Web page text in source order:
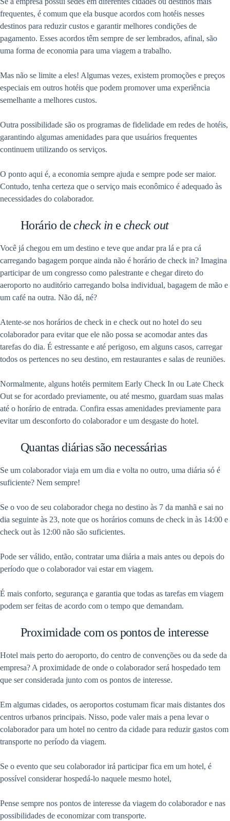
frequentes, é comum que ela busque acordos com hotéis nesses
destinos para reduzir custos e garantir melhores condições de
pagamento. Esses acordos têm sempre de ser lembrados, afinal, são
uma forma de economia para uma viagem a trabalho.
Mas não se limite a eles! Algumas vezes, existem promoções e preços
especiais em outros hotéis que podem promover uma experiência
semelhante a melhores custos.
Outra possibilidade são os programas de fidelidade em redes de hotéis,
garantindo algumas amenidades para que usuários frequentes
continuem utilizando os serviços.
O ponto aqui é, a economia sempre ajuda e sempre pode ser maior.
Contudo, tenha certeza que o serviço mais econômico é adequado às
necessidades do colaborador.
Horário decheck in e check out
Você já chegou em um destino e teve que andar pra lá e pra cá
carregando bagagem porque ainda não é horário de check in? Imagina
participar de um congresso como palestrante e chegar direto do
aeroporto no auditório carregando bolsa individual, bagagem de mão e
um café na outra. Não dá, né?
Atente-se nos horários de check in e check out no hotel do seu
colaborador para evitar que ele não possa se acomodar antes das
tarefas do dia. É estressante e até perigoso, em alguns casos, carregar
todos os pertences no seu destino, em restaurantes e salas de reuniões.
Normalmente, alguns hotéis permitem Early Check In ou Late Check
Out se for acordado previamente, ou até mesmo, guardam suas malas
até o horário de entrada. Confira essas amenidades previamente para
evitar um desconforto do colaborador e um desgaste do hotel.
Quantas diárias são necessárias
Se um colaborador viaja em um dia e volta no outro, uma diária só é
suficiente? Nem sempre!
Se o voo de seu colaborador chega no destino às 7 da manhã e sai no
dia seguinte às 23, note que os horários comuns de check in às 14:00 e
check out às 12:00 não são suficientes.
Pode ser válido, então, contratar uma diária a mais antes ou depois do
período que o colaborador vai estar em viagem.
É mais conforto, segurança e garantia que todas as tarefas em viagem
podem ser feitas de acordo com o tempo que demandam.
Proximidade com os pontos de interesse
Hotel mais perto do aeroporto, do centro de convenções ou da sede da
empresa? A proximidade de onde o colaborador será hospedado tem
que ser considerada junto com os pontos de interesse.
Em algumas cidades, os aeroportos costumam ficar mais distantes dos
centros urbanos principais. Nisso, pode valer mais a pena levar o
colaborador para um hotel no centro da cidade para reduzir gastos com
transporte no período da viagem.
Se o evento que seu colaborador irá participar fica em um hotel, é
possível considerar hospedá-lo naquele mesmo hotel,
Pense sempre nos pontos de interesse da viagem do colaborador e nas
possibilidades de economizar com transporte.